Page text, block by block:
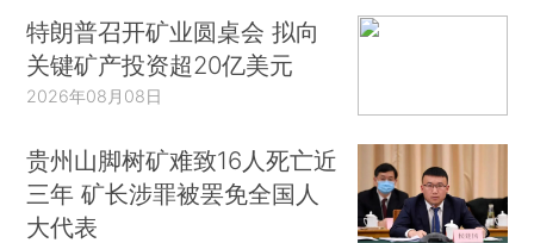
特朗普召开矿业圆桌会 拟向
关键矿产投资超20亿美元
2026年08月08日
贵州山脚树矿难致16人死亡近
三年 矿长涉罪被罢免全国人
大代表